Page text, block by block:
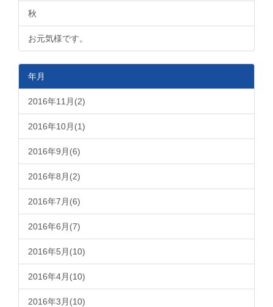
秋
お元気様です。
年月
2016年11月(2)
2016年10月(1)
2016年9月(6)
2016年8月(2)
2016年7月(6)
2016年6月(7)
2016年5月(10)
2016年4月(10)
2016年3月(10)